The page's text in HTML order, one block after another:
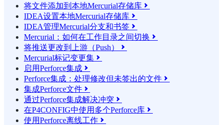
将文件添加到本地Mercurial存储库 
IDEA设置本地Mercurial存储库 
IDEA管理Mercurial分支和书签 
Mercurial：如何在工作目录之间切换 
将推送更改到上游（Push） 
Mercurial标记变更集 
启用Perforce集成 
Perforce集成：处理修改但未签出的文件 
集成Perforce文件 
通过Perforce集成解决冲突 
在P4CONFIG中使用多个Perforce库 
使用Perforce离线工作 